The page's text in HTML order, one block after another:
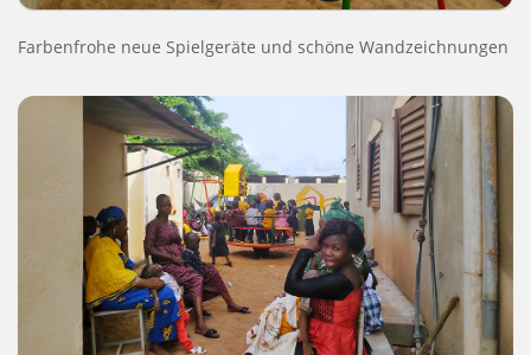
Farbenfrohe neue Spielgeräte und schöne Wandzeichnungen